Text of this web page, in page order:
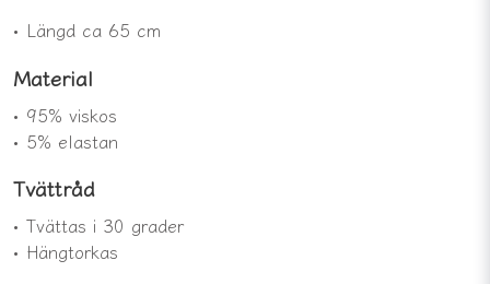
• Längd ca 65 cm
Material
• 95% viskos
• 5% elastan
Tvättråd
• Tvättas i 30 grader
• Hängtorkas